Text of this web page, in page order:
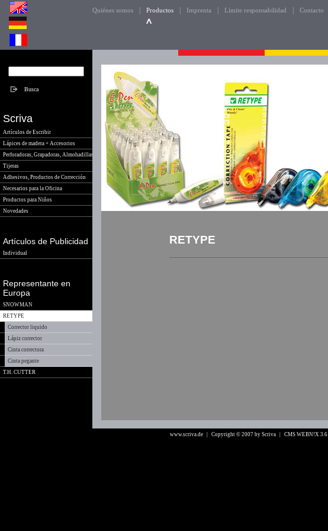
Quiénes somos Productos Imprenta Límite responsabilidad Contacto
Scriva
Artículos de Escribir
Lápices de madera + Accesorios
Perforadoras, Grapadoras, Almohadillas
Tijeras
Adhesivos, Productos de Corrección
Necesarios para la Oficina
Productos para Niños
Novedades
Artículos de Publicidad
Individual
Representante en
Europa
SNOWMAN
RETYPE
Corrector liquido
Lápiz corrector
Cinta correctora
Cinta pegante
T.H. CUTTER
RETYPE
www.scriva.de | Copyright © 2007 by Scriva | CMS WEBN!X 3.6